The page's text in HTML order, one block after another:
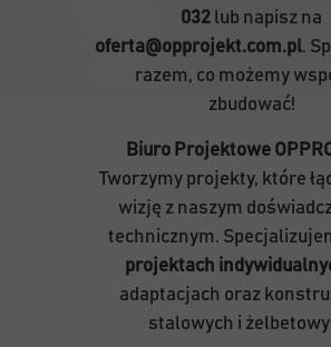
Biuro Projektowe
Tworzymy projekty, które
wizję z naszym
technicznym.
projektach
adaptacjach oraz
stalowych i
032 lub napisz na
oferta@opprojekt.com.pl.
razem, co możemy
zbudować!